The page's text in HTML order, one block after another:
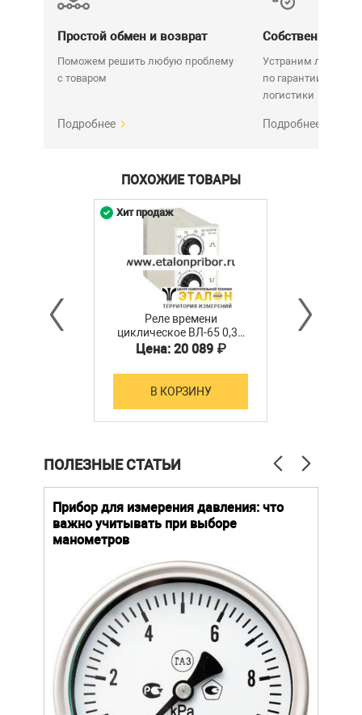
Простой обмен и возврат
Поможем решить любую проблему
с товаром
Подробнее
Собственный
Устраним любую
по гарантии. Срок
логистики
Подробнее
ПОХОЖИЕ ТОВАРЫ
Реле времени
циклическое ВЛ-65 0,3…
3мин 0,3…3мин
исполнительного реле
4А, 1з+1р, УХЛ4
Цена: 20 089 ₽
В КОРЗИНУ
Хит продаж
ПОЛЕЗНЫЕ СТАТЬИ
Прибор для измерения давления: что
важно учитывать при выборе
манометров